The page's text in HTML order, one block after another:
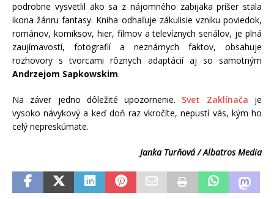
podrobne vysvetlil ako sa z nájomného zabijaka príšer stala
ikona žánru fantasy. Kniha odhaľuje zákulisie vzniku poviedok,
románov, komiksov, hier, filmov a televíznych seriálov, je plná
zaujímavostí, fotografií a neznámych faktov, obsahuje
rozhovory s tvorcami rôznych adaptácií aj so samotným
Andrzejom Sapkowskim.
Na záver jedno dôležité upozornenie. Svet Zaklínača je
vysoko návykový a keď doň raz vkročíte, nepustí vás, kým ho
celý nepreskúmate.
Janka Turňová / Albatros Media